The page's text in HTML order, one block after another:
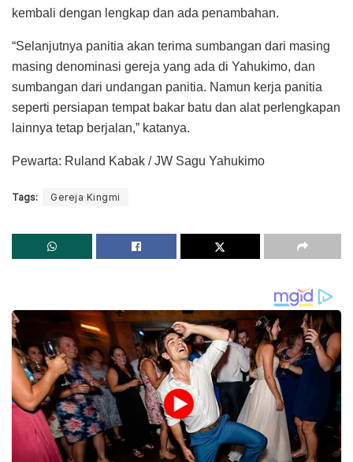
kembali dengan lengkap dan ada penambahan.
“Selanjutnya panitia akan terima sumbangan dari masing
masing denominasi gereja yang ada di Yahukimo, dan
sumbangan dari undangan panitia. Namun kerja panitia
seperti persiapan tempat bakar batu dan alat perlengkapan
lainnya tetap berjalan,” katanya.
Pewarta: Ruland Kabak / JW Sagu Yahukimo
Tags: Gereja Kingmi